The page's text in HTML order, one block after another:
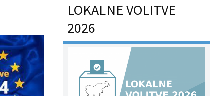
LOKALNE VOLITVE
2026